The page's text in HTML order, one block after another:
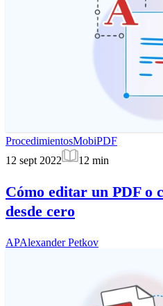
ProcedimientosMobiPDF
12 sept 2022
12 min
Cómo editar un PDF o
desde cero
APAlexander Petkov